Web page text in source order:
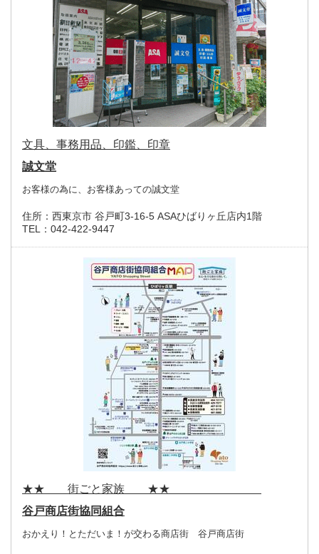
文具、事務用品、印鑑、印章
誠文堂
お客様の為に、お客様あっての誠文堂
住所： 西東京市 谷戸町3-16-5 ASAひばりヶ丘店内1階
TEL： 042-422-9447
★★ 街ごと家族 ★★
谷戸商店街協同組合
おかえり！とただいま！が交わる商店街 谷戸商店街